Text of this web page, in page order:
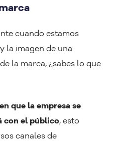
cuando estamos
la imagen de una
la marca, ¿sabes lo que
que la empresa se
con el público, esto
canales de